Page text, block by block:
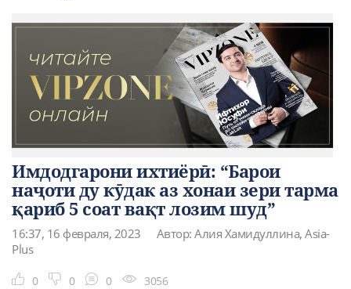
Имдодгарони ихтиёрӣ: “Барои
наҷоти ду кӯдак аз хонаи зери тарма
қариб 5 соат вақт лозим шуд”
16:37, 16 февраля, 2023
Автор: Алия Хамидуллина, Asia-
Plus
0 0 0 3056